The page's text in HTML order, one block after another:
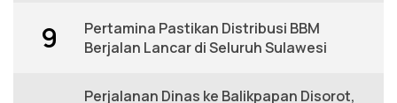
9
Pertamina Pastikan Distribusi BBM
Berjalan Lancar di Seluruh Sulawesi
Perjalanan Dinas ke Balikpapan Disorot,